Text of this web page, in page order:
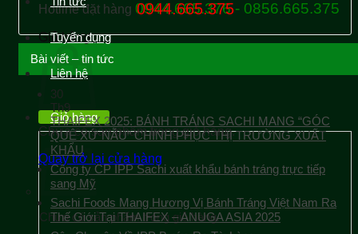
Hotline đặt hàng 0944.665.376 - 0856.665.375
Giỏ hàng
Chưa có sản phẩm trong giỏ hàng.
Quay trở lại cửa hàng
Tuyển dụng
Liên hệ
Giỏ hàng
Chưa có sản phẩm trong giỏ hàng.
0944.665.375
Bài viết – tin tức
30
Th9
THAIFEX 2025: BÁNH TRÁNG SACHI MANG “GÓC
QUÊ XỨ NẪU” CHINH PHỤC THỊ TRƯỜNG XUẤT
KHẨU
Công ty CP IPP Sachi xuất khẩu bánh tráng trực tiếp
sang Mỹ
Sachi Foods Mang Hương Vị Bánh Tráng Việt Nam Ra
Thế Giới Tại THAIFEX – ANUGA ASIA 2025